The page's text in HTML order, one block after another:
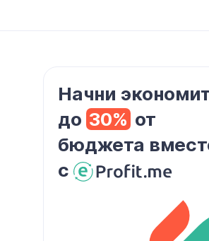
Начни
до 30% от
бюджета
с